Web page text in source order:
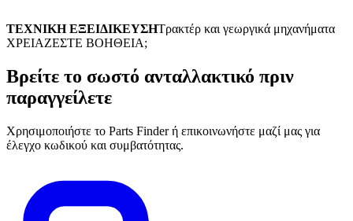
ΤΕΧΝΙΚΗ ΕΞΕΙΔΙΚΕΥΣΗΤρακτέρ και γεωργικά μηχανήματα
ΧΡΕΙΑΖΕΣΤΕ ΒΟΗΘΕΙΑ;
Βρείτε το σωστό ανταλλακτικό πριν
παραγγείλετε
Χρησιμοποιήστε το Parts Finder ή επικοινωνήστε μαζί μας για
έλεγχο κωδικού και συμβατότητας.